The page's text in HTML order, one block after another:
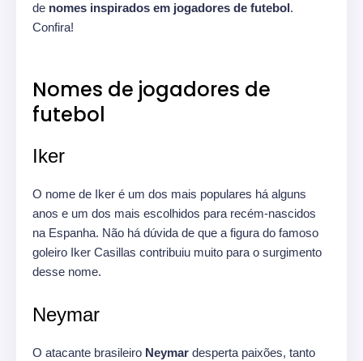
de nomes inspirados em jogadores de futebol.
Confira!
Nomes de jogadores de
futebol
Iker
O nome de Iker é um dos mais populares há alguns
anos e um dos mais escolhidos para recém-nascidos
na Espanha. Não há dúvida de que a figura do famoso
goleiro Iker Casillas contribuiu muito para o surgimento
desse nome.
Neymar
O atacante brasileiro Neymar desperta paixões, tanto